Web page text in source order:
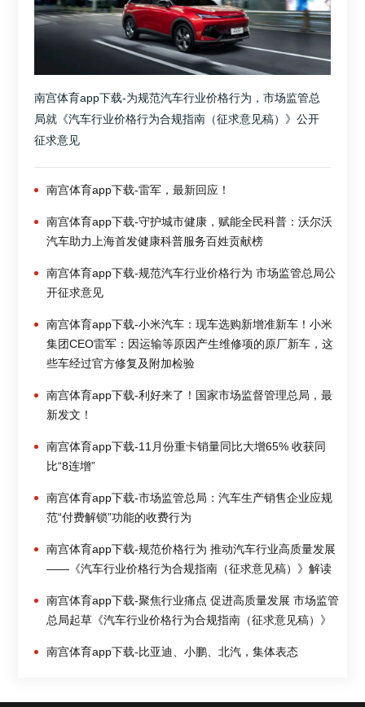
南宫体育app下载-为规范汽车行业价格行为，市场监管总
局就《汽车行业价格行为合规指南（征求意见稿）》公开
征求意见
南宫体育app下载-雷军，最新回应！
南宫体育app下载-守护城市健康，赋能全民科普：沃尔沃
汽车助力上海首发健康科普服务百姓贡献榜
南宫体育app下载-规范汽车行业价格行为 市场监管总局公
开征求意见
南宫体育app下载-小米汽车：现车选购新增准新车！小米
集团CEO雷军：因运输等原因产生维修项的原厂新车，这
些车经过官方修复及附加检验
南宫体育app下载-利好来了！国家市场监督管理总局，最
新发文！
南宫体育app下载-11月份重卡销量同比大增65% 收获同
比“8连增”
南宫体育app下载-市场监管总局：汽车生产销售企业应规
范“付费解锁”功能的收费行为
南宫体育app下载-规范价格行为 推动汽车行业高质量发展
——《汽车行业价格行为合规指南（征求意见稿）》解读
南宫体育app下载-聚焦行业痛点 促进高质量发展 市场监管
总局起草《汽车行业价格行为合规指南（征求意见稿）》
南宫体育app下载-比亚迪、小鹏、北汽，集体表态